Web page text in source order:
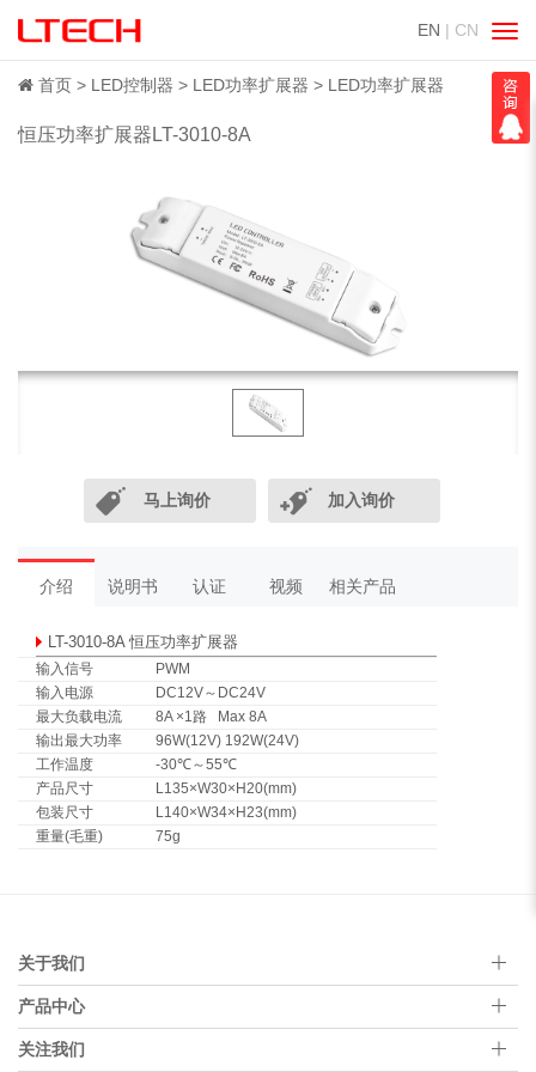
EN | CN
切
换
导
航
首页 LED控制器 LED功率扩展器 LED功率扩展器
恒压功率扩展器LT-3010-8A
马上询价 加入询价
介绍 说明书 认证 视频 相关产品
LT-3010-8A 恒压功率扩展器
输入信号
PWM
输入电源
DC12V～DC24V
最大负载电流
8A ×1路 Max 8A
输出最大功率
96W(12V) 192W(24V)
工作温度
-30℃～55℃
产品尺寸
L135×W30×H20(mm)
包装尺寸
L140×W34×H23(mm)
重量(毛重)
75g
关于我们
产品中心
关注我们